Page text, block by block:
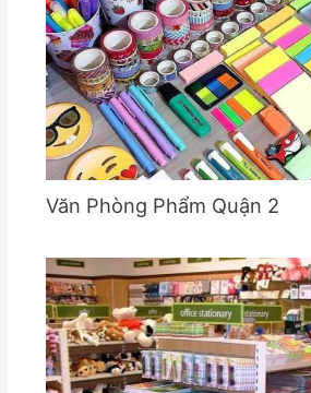
Văn Phòng Phẩm Quận 2